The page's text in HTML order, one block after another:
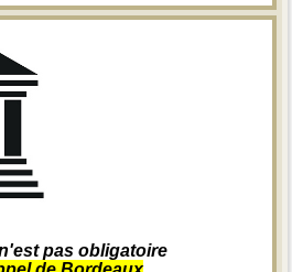
pas obligatoire